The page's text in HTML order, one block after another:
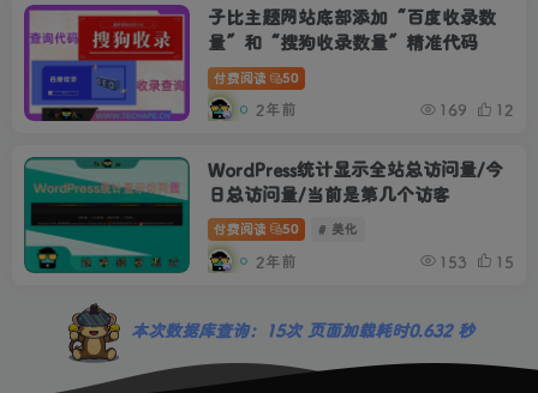
子比主题网站底部添加“百度收录数
量”和“搜狗收录数量”精准代码
付费阅读 50
2年前 169 12
WordPress统计显示全站总访问量/今
日总访问量/当前是第几个访客
付费阅读 50 # 美化
2年前 153 15
本次数据库查询：15次 页面加载耗时0.632 秒